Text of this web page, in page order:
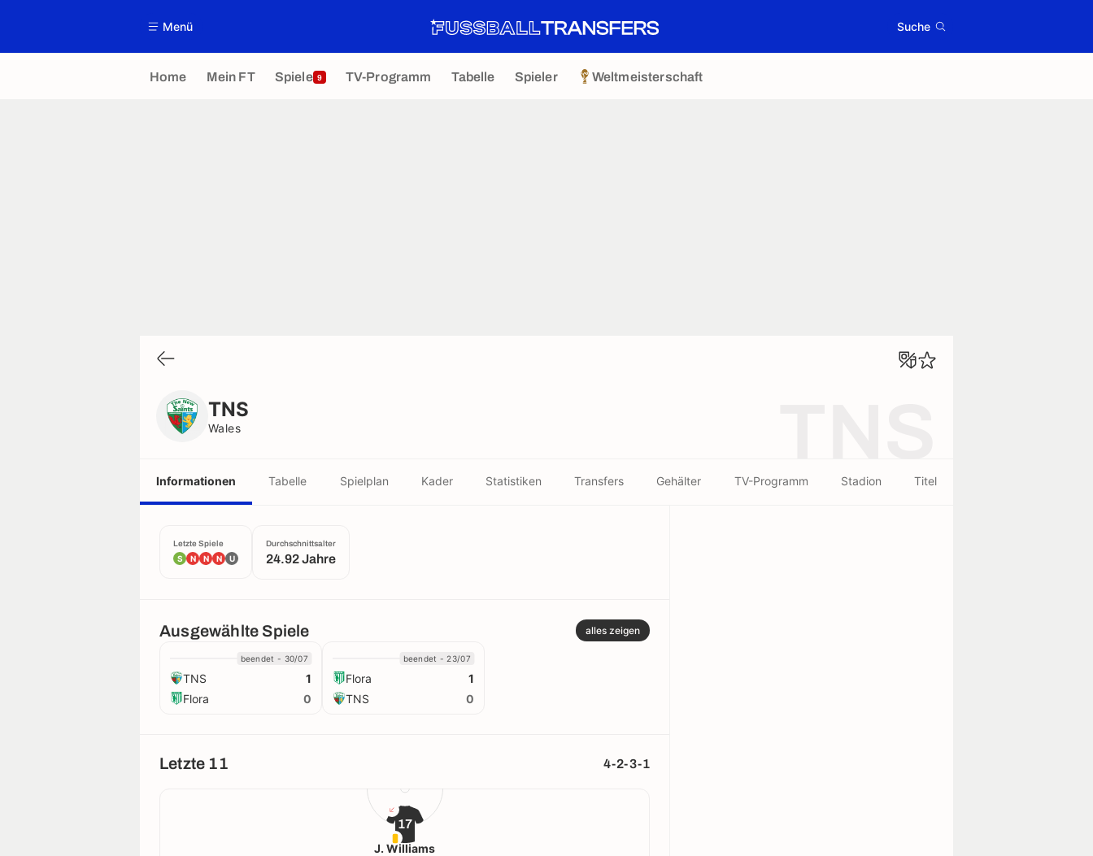
Menü Suche
Home Mein FT Spiele 9 TV-Programm Tabelle Spieler Weltmeisterschaft
TNS
Wales
Informationen Tabelle Spielplan Kader Statistiken Transfers Gehälter TV-Programm Stadion Titel
Letzte Spiele
S N N N U
Durchschnittsalter
24.92 Jahre
Ausgewählte Spiele alles zeigen
beendet - 30/07
TNS
1
Flora
0
beendet - 23/07
Flora
1
TNS
0
Letzte 11 4-2-3-1
17
J. Williams